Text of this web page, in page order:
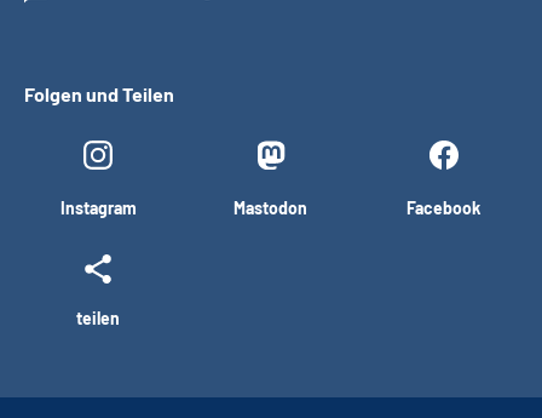
Folgen und Teilen
Instagram Mastodon Facebook
teilen